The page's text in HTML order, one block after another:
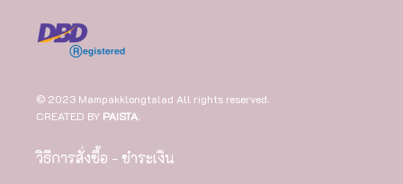
© 2023 Mampakklongtalad All rights reserved.
CREATED BY PAISTA.
วิธีการสั่งซื้อ - ชำระเงิน